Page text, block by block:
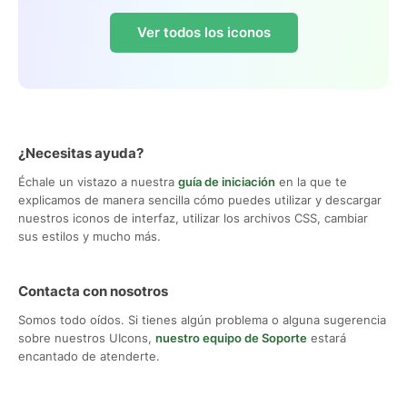
Ver todos los iconos
¿Necesitas ayuda?
Échale un vistazo a nuestra guía de iniciación en la que te
explicamos de manera sencilla cómo puedes utilizar y descargar
nuestros iconos de interfaz, utilizar los archivos CSS, cambiar
sus estilos y mucho más.
Contacta con nosotros
Somos todo oídos. Si tienes algún problema o alguna sugerencia
sobre nuestros UIcons, nuestro equipo de Soporte estará
encantado de atenderte.